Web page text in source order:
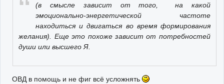
(в смысле зависит от того, на какой
эмоционально-энергетической частоте
находиться и двигаться во время формирования
желания). Еще это похоже зависит от потребностей
души или высшего Я.
ОВД в помощь и не фиг всё усложнять